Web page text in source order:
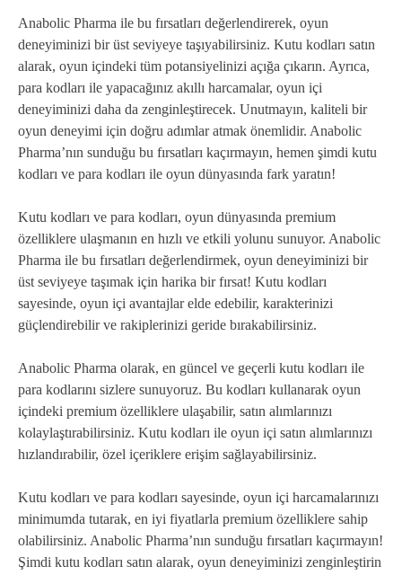
Anabolic Pharma ile bu fırsatları değerlendirerek, oyun
deneyiminizi bir üst seviyeye taşıyabilirsiniz. Kutu kodları satın
alarak, oyun içindeki tüm potansiyelinizi açığa çıkarın. Ayrıca,
para kodları ile yapacağınız akıllı harcamalar, oyun içi
deneyiminizi daha da zenginleştirecek. Unutmayın, kaliteli bir
oyun deneyimi için doğru adımlar atmak önemlidir. Anabolic
Pharma’nın sunduğu bu fırsatları kaçırmayın, hemen şimdi kutu
kodları ve para kodları ile oyun dünyasında fark yaratın!
Kutu kodları ve para kodları, oyun dünyasında premium
özelliklere ulaşmanın en hızlı ve etkili yolunu sunuyor. Anabolic
Pharma ile bu fırsatları değerlendirmek, oyun deneyiminizi bir
üst seviyeye taşımak için harika bir fırsat! Kutu kodları
sayesinde, oyun içi avantajlar elde edebilir, karakterinizi
güçlendirebilir ve rakiplerinizi geride bırakabilirsiniz.
Anabolic Pharma olarak, en güncel ve geçerli kutu kodları ile
para kodlarını sizlere sunuyoruz. Bu kodları kullanarak oyun
içindeki premium özelliklere ulaşabilir, satın alımlarınızı
kolaylaştırabilirsiniz. Kutu kodları ile oyun içi satın alımlarınızı
hızlandırabilir, özel içeriklere erişim sağlayabilirsiniz.
Kutu kodları ve para kodları sayesinde, oyun içi harcamalarınızı
minimumda tutarak, en iyi fiyatlarla premium özelliklere sahip
olabilirsiniz. Anabolic Pharma’nın sunduğu fırsatları kaçırmayın!
Şimdi kutu kodları satın alarak, oyun deneyiminizi zenginleştirin